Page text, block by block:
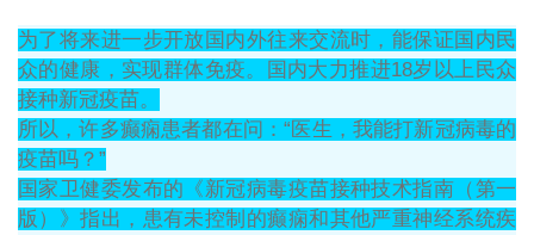
为了将来进一步开放国内外往来交流时，能保证国内民
众的健康，实现群体免疫。国内大力推进18岁以上民众
接种新冠疫苗。
所以，许多癫痫患者都在问：“医生，我能打新冠病毒的
疫苗吗？”
国家卫健委发布的《新冠病毒疫苗接种技术指南（第一
版）》指出，患有未控制的癫痫和其他严重神经系统疾